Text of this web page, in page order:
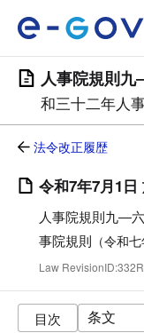
人事院規則九
和三十二年人
法令改正履歴
令和7年7月1日
人事院規則九―
事院規則 （令和
Law
目次